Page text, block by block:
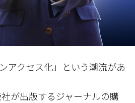
アクセス化」という潮流があ
が出版するジャーナルの購